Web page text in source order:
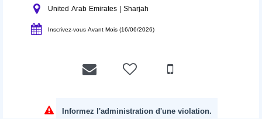
United Arab Emirates | Sharjah
Inscrivez-vous Avant Mois (16/06/2026)
Informez l'administration d'une violation.